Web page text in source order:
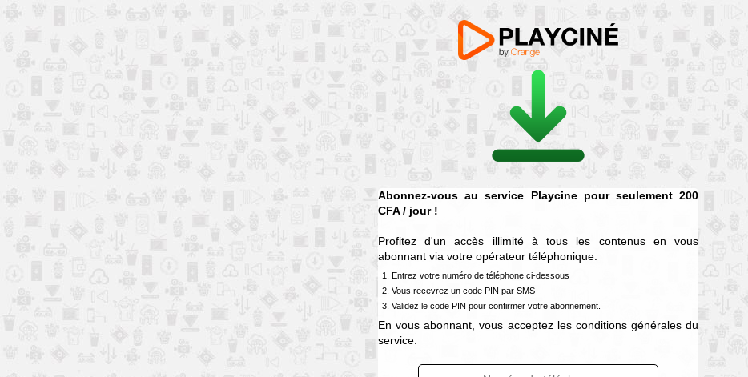
Abonnez-vous au service Playcinepour seulement 200
CFA / jour!
Profitez d'un accès illimité à tous les contenus en vous
abonnant via votre opérateur téléphonique.
1. Entrez votre numéro de téléphone ci-dessous
2. Vous recevrez un code PIN par SMS
3. Validez le code PIN pour confirmer votre abonnement.
En vous abonnant, vous acceptez les conditions générales du
service.